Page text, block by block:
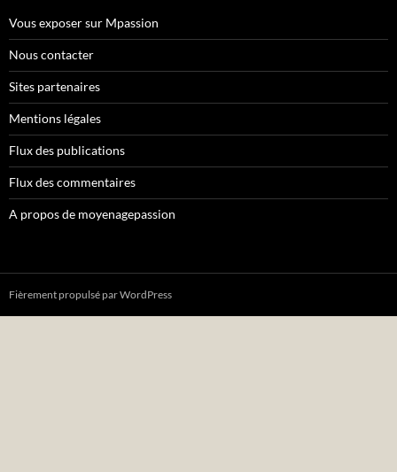
Vous exposer sur Mpassion
Nous contacter
Sites partenaires
Mentions légales
Flux des publications
Flux des commentaires
A propos de moyenagepassion
Fièrement propulsé par WordPress